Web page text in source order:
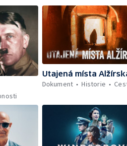
Utajená místa
Dokument
Historie